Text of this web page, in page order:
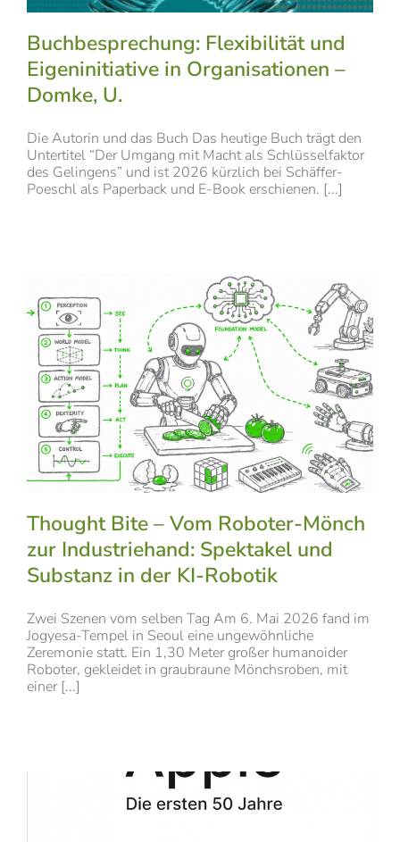
Buchbesprechung: Flexibilität und
Eigeninitiative in Organisationen –
Domke, U.
Die Autorin und das Buch Das heutige Buch trägt den
Untertitel “Der Umgang mit Macht als Schlüsselfaktor
des Gelingens” und ist 2026 kürzlich bei Schäffer-
Poeschl als Paperback und E-Book erschienen. [...]
Thought Bite – Vom Roboter-Mönch
zur Industriehand: Spektakel und
Substanz in der KI-Robotik
Zwei Szenen vom selben Tag Am 6. Mai 2026 fand im
Jogyesa-Tempel in Seoul eine ungewöhnliche
Zeremonie statt. Ein 1,30 Meter großer humanoider
Roboter, gekleidet in graubraune Mönchsroben, mit
einer [...]